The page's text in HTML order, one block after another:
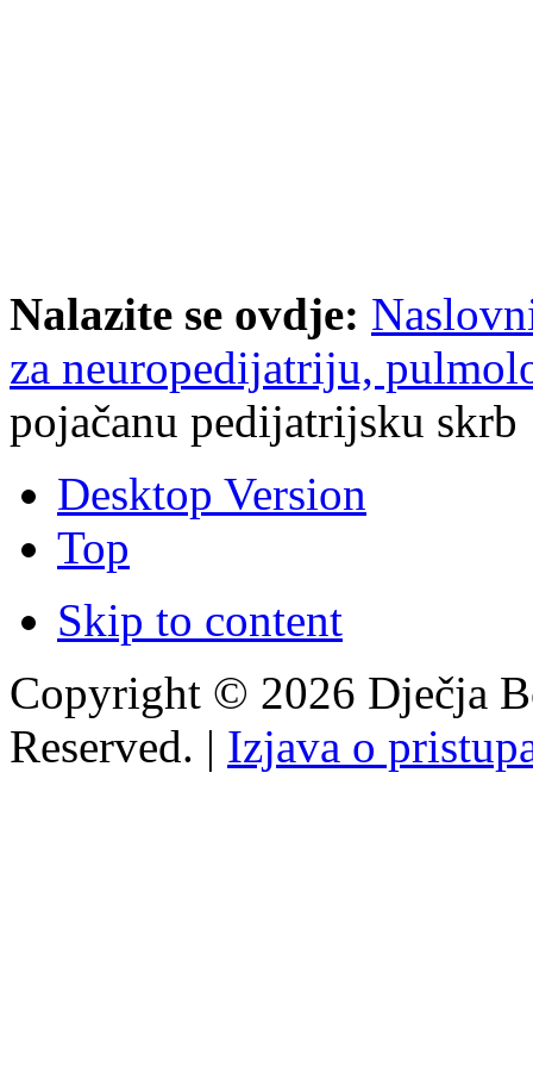
Nalazite se ovdje:
za neuropedijatriju,
pojačanu pedijatrijsku skrb
Desktop Version
Top
Skip to content
Copyright © 2026 Dječja
Reserved. | Izjava o